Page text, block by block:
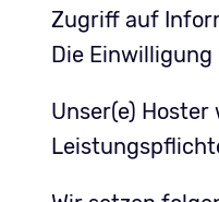
Zugriff auf
Die
Unser(e)